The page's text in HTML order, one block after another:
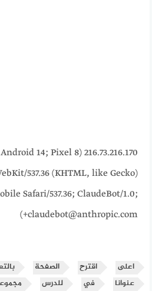
Android 14; Pixel 8)
537.36 (KHTML, like Gecko)
Safari/537.36; ClaudeBot/1.0;
+claudebot@anthropic.com)
اعلى اقترح الصفحة
عنوانا
في للدرس